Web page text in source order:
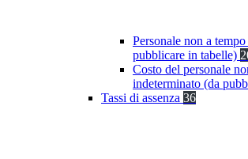
Personale non a
pubblicare in tabelle)
Costo del personale
indeterminato (da
Tassi di assenza 36